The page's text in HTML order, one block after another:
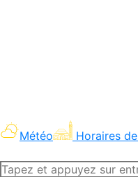
Météo Horaires
Recherche